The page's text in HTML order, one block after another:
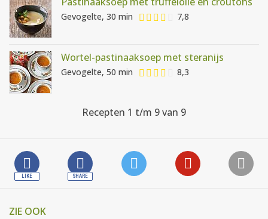
Gevogelte, 30 min 7,8
Wortel-pastinaaksoep met steranijs
Gevogelte, 50 min 8,3
Recepten 1 t/m 9 van 9
ZIE OOK